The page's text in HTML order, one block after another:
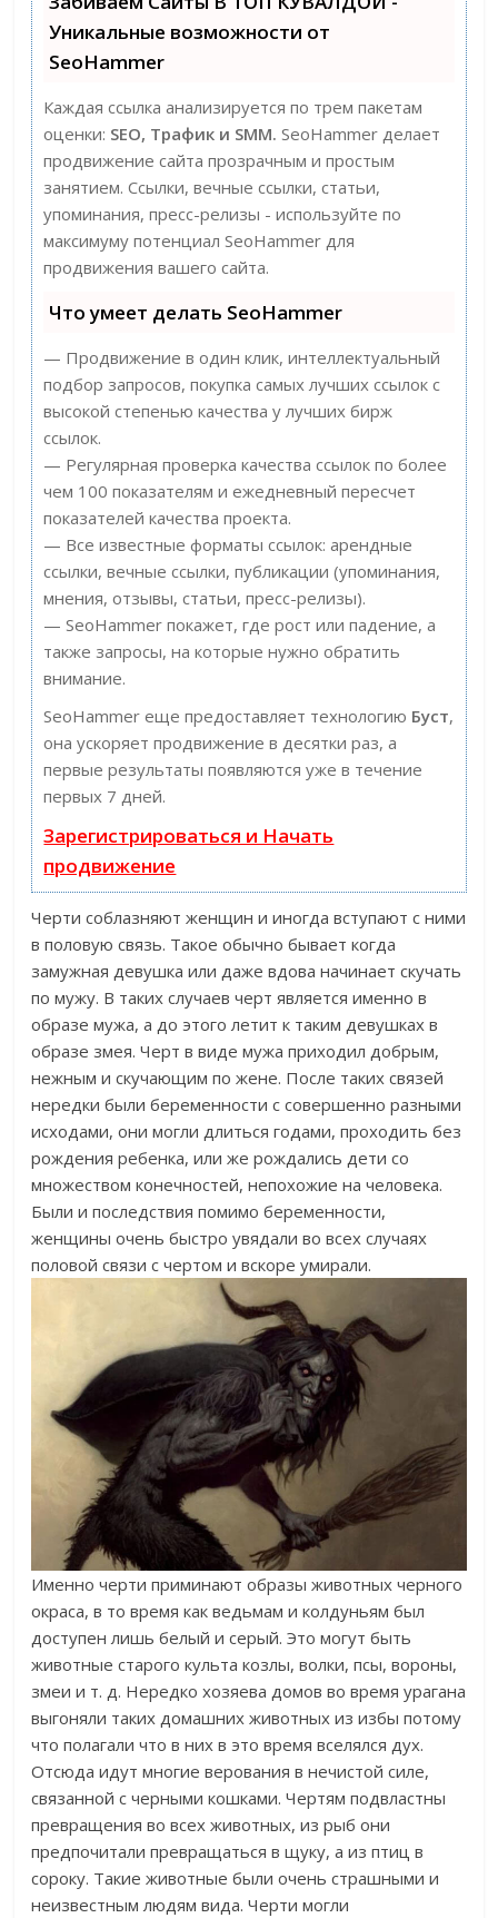
Уникальные возможности от
SeoHammer
Каждая ссылка анализируется по трем пакетам
оценки: SEO, Трафик и SMM. SeoHammer делает
продвижение сайта прозрачным и простым
занятием. Ссылки, вечные ссылки, статьи,
упоминания, пресс-релизы - используйте по
максимуму потенциал SeoHammer для
продвижения вашего сайта.
Что умеет делать SeoHammer
— Продвижение в один клик, интеллектуальный
подбор запросов, покупка самых лучших ссылок с
высокой степенью качества у лучших бирж
ссылок.
— Регулярная проверка качества ссылок по более
чем 100 показателям и ежедневный пересчет
показателей качества проекта.
— Все известные форматы ссылок: арендные
ссылки, вечные ссылки, публикации (упоминания,
мнения, отзывы, статьи, пресс-релизы).
— SeoHammer покажет, где рост или падение, а
также запросы, на которые нужно обратить
внимание.
SeoHammer еще предоставляет технологию Буст,
она ускоряет продвижение в десятки раз, а
первые результаты появляются уже в течение
первых 7 дней.
Зарегистрироваться и Начать
продвижение
Черти соблазняют женщин и иногда вступают с ними
в половую связь. Такое обычно бывает когда
замужная девушка или даже вдова начинает скучать
по мужу. В таких случаев черт является именно в
образе мужа, а до этого летит к таким девушках в
образе змея. Черт в виде мужа приходил добрым,
нежным и скучающим по жене. После таких связей
нередки были беременности с совершенно разными
исходами, они могли длиться годами, проходить без
рождения ребенка, или же рождались дети со
множеством конечностей, непохожие на человека.
Были и последствия помимо беременности,
женщины очень быстро увядали во всех случаях
половой связи с чертом и вскоре умирали.
Именно черти приминают образы животных черного
окраса, в то время как ведьмам и колдуньям был
доступен лишь белый и серый. Это могут быть
животные старого культа козлы, волки, псы, вороны,
змеи и т. д. Нередко хозяева домов во время урагана
выгоняли таких домашних животных из избы потому
что полагали что в них в это время вселялся дух.
Отсюда идут многие верования в нечистой силе,
связанной с черными кошками. Чертям подвластны
превращения во всех животных, из рыб они
предпочитали превращаться в щуку, а из птиц в
сороку. Такие животные были очень страшными и
неизвестным людям вида. Черти могли